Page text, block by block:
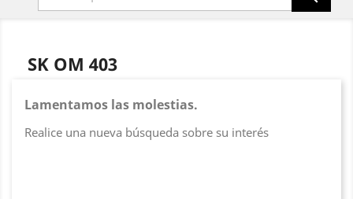
SK OM 403
Lamentamos las molestias.
Realice una nueva búsqueda sobre su interés